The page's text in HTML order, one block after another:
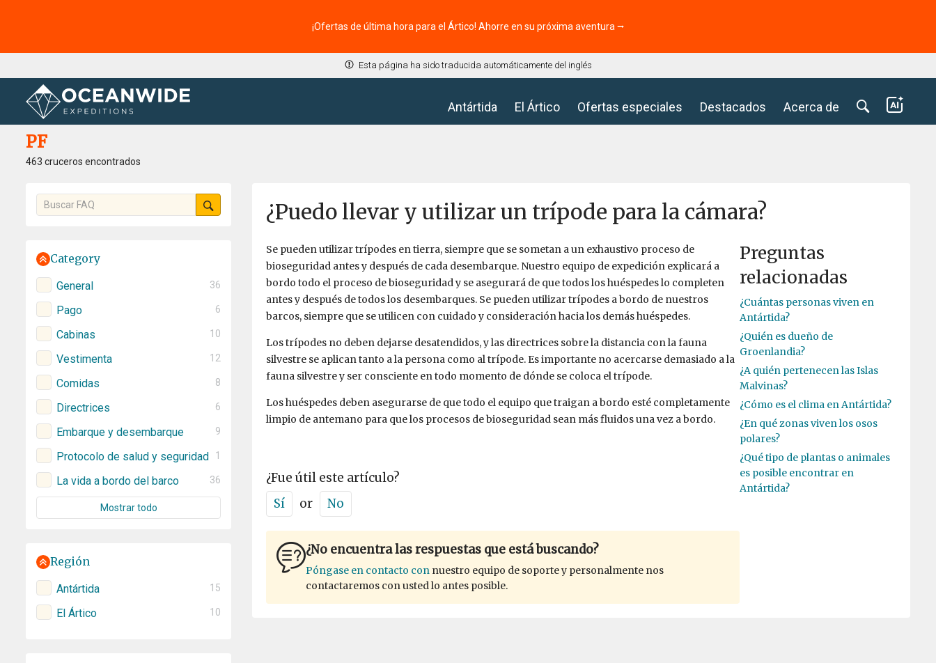
¡Ofertas de última hora para el Ártico! Ahorre en su próxima aventura ⭢
Esta página ha sido traducida automáticamente del inglés
Antártida El Ártico Ofertas especiales Destacados Acerca de
Página principal PF
PF
463 cruceros encontrados
Category
General 36
Pago 6
Cabinas 10
Vestimenta 12
Comidas 8
Directrices 6
Embarque y desembarque 9
Protocolo de salud y seguridad 1
La vida a bordo del barco 36
Mostrar todo
Región
Antártida 15
El Ártico 10
¿Puedo llevar y utilizar un trípode para la cámara?
Se pueden utilizar trípodes en tierra, siempre que se sometan a un exhaustivo proceso de
bioseguridad antes y después de cada desembarque. Nuestro equipo de expedición explicará a
bordo todo el proceso de bioseguridad y se asegurará de que todos los huéspedes lo completen
antes y después de todos los desembarques. Se pueden utilizar trípodes a bordo de nuestros
barcos, siempre que se utilicen con cuidado y consideración hacia los demás huéspedes.
Los trípodes no deben dejarse desatendidos, y las directrices sobre la distancia con la fauna
silvestre se aplican tanto a la persona como al trípode. Es importante no acercarse demasiado a la
fauna silvestre y ser consciente en todo momento de dónde se coloca el trípode.
Los huéspedes deben asegurarse de que todo el equipo que traigan a bordo esté completamente
limpio de antemano para que los procesos de bioseguridad sean más fluidos una vez a bordo.
¿Fue útil este artículo?
Sí
or No
¿No encuentra las respuestas que está buscando?
Póngase en contacto con nuestro equipo de soporte y personalmente nos
contactaremos con usted lo antes posible.
Preguntas
relacionadas
¿Cuántas personas viven en
Antártida?
¿Quién es dueño de
Groenlandia?
¿A quién pertenecen las Islas
Malvinas?
¿Cómo es el clima en Antártida?
¿En qué zonas viven los osos
polares?
¿Qué tipo de plantas o animales
es posible encontrar en
Antártida?